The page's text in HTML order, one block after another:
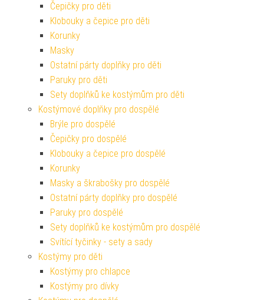
Čepičky pro děti
Klobouky a čepice pro děti
Korunky
Masky
Ostatní párty doplňky pro děti
Paruky pro děti
Sety doplňků ke kostýmům pro děti
Kostýmové doplňky pro dospělé
Brýle pro dospělé
Čepičky pro dospělé
Klobouky a čepice pro dospělé
Korunky
Masky a škrabošky pro dospělé
Ostatní párty doplňky pro dospělé
Paruky pro dospělé
Sety doplňků ke kostýmům pro dospělé
Svítící tyčinky - sety a sady
Kostýmy pro děti
Kostýmy pro chlapce
Kostýmy pro dívky